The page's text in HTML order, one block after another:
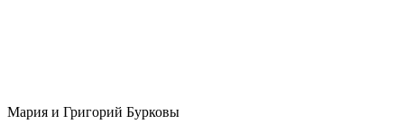
Мария и Григорий Бурковы